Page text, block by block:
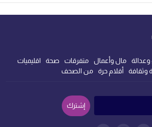
مال وأعمال متفرقات صحة
اقليميات
وثقافة أقلام حرة من الصحف
إشترك